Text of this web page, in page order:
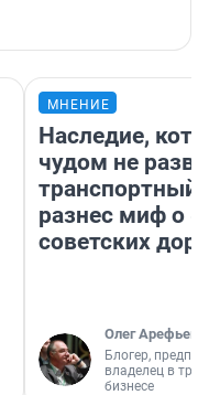
МНЕНИЕ
Наследие,
чудом не
транспортный
разнес миф о
советских
Олег Арефьев
Блогер,
владелец в
бизнесе